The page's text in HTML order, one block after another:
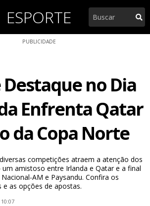
ESPORTE Pesquisar
PUBLICIDADE
Destaque no Dia
Enfrenta Qatar
da Copa Norte
competições atraem a atenção dos
amistoso entre Irlanda e Qatar e a final
AM e Paysandu. Confira os
e as opções de apostas.